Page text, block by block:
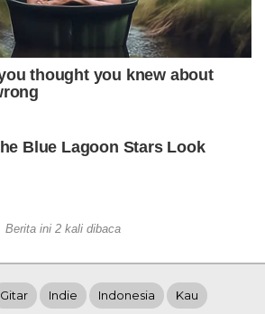
Berita ini 2 kali dibaca
Gitar Indie Indonesia Kau